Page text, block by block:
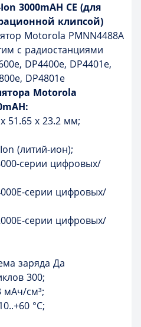
3000mAH CE (для
клипсой)
Motorola PMNN4488A
с радиостанциями
DP4400e, DP4401e,
DP4801e
Motorola
51.65 x 23.2 мм;
(литий-ион);
серии цифровых/
серии цифровых/
серии цифровых/
заряда Да
300;
мАч/см³;
°C;